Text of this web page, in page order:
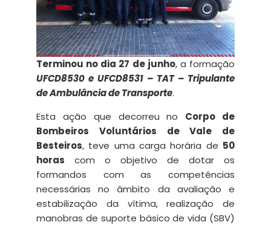
Terminou no dia 27 de junho, a formação
UFCD8530 e UFCD8531 – TAT – Tripulante
de Ambulância de Transporte.
Esta ação que decorreu no Corpo de
Bombeiros Voluntários de Vale de
Besteiros, teve uma carga horária de 50
horas com o objetivo de dotar os
formandos com as competências
necessárias no âmbito da avaliação e
estabilização da vítima, realização de
manobras de suporte básico de vida (SBV)